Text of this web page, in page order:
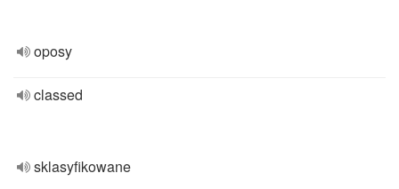
oposy
classed
sklasyfikowane